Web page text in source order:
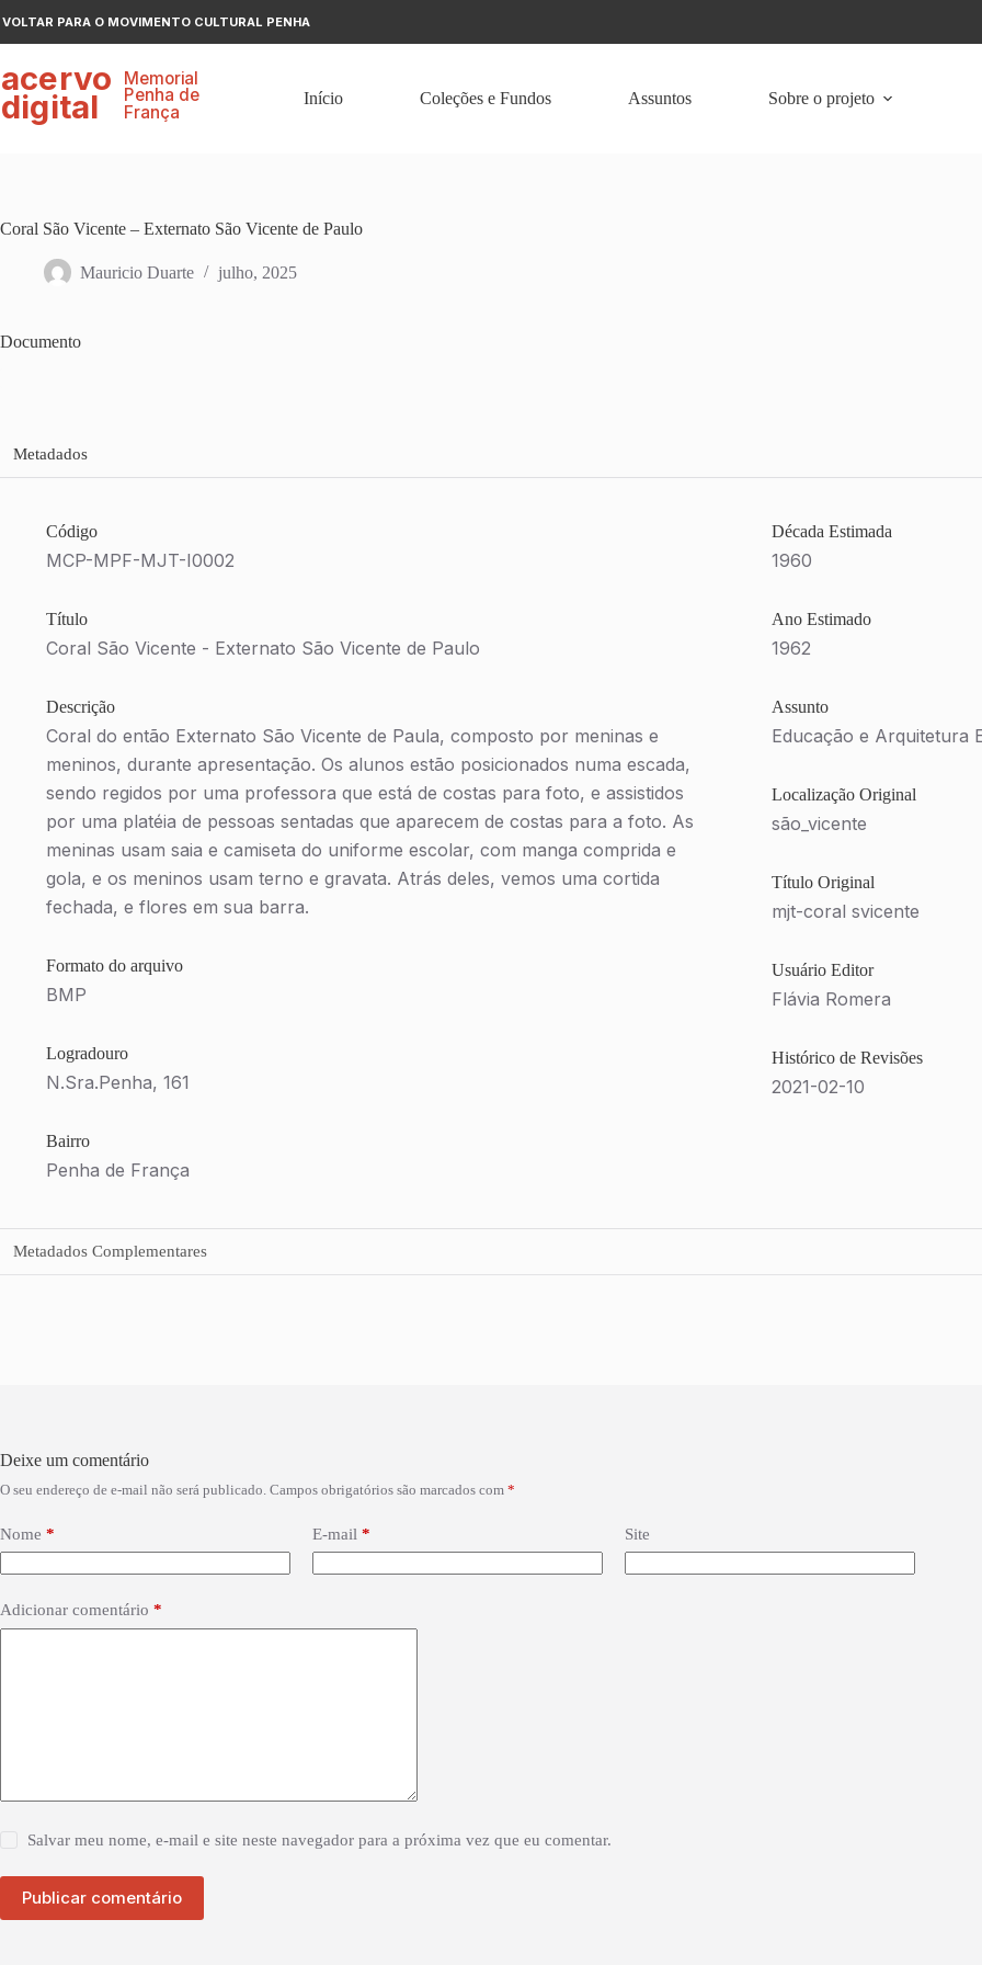
para
o
VOLTAR PARA O MOVIMENTO CULTURAL PENHA
Memorial
Penha de
França
acervo
digital Início Coleções e Fundos Assuntos Sobre o projeto
Coral São Vicente – Externato São Vicente de Paulo
Mauricio Duarte julho, 2025
Documento
Metadados
Código
MCP-MPF-MJT-I0002
Título
Coral São Vicente - Externato São Vicente de Paulo
Descrição
Coral do então Externato São Vicente de Paula, composto por meninas e
meninos, durante apresentação. Os alunos estão posicionados numa escada,
sendo regidos por uma professora que está de costas para foto, e assistidos
por uma platéia de pessoas sentadas que aparecem de costas para a foto. As
meninas usam saia e camiseta do uniforme escolar, com manga comprida e
gola, e os meninos usam terno e gravata. Atrás deles, vemos uma cortida
fechada, e flores em sua barra.
Formato do arquivo
BMP
Logradouro
N.Sra.Penha, 161
Bairro
Penha de França
Década Estimada
1960
Ano Estimado
1962
Assunto
Educação e Arquitetura
Localização Original
são_vicente
Título Original
mjt-coral svicente
Usuário Editor
Flávia Romera
Histórico de Revisões
2021-02-10
Metadados Complementares
Deixe um comentário
O seu endereço de e-mail não será publicado. Campos obrigatórios são marcados com *
Nome * E-mail * Site
Adicionar comentário *
Salvar meu nome, e-mail e site neste navegador para a próxima vez que eu comentar.
Publicar comentário